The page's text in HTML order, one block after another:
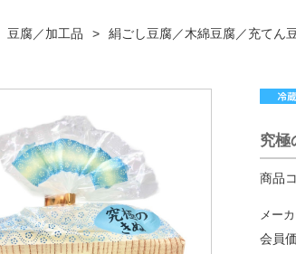
豆腐／加工品 絹ごし豆腐／木綿豆腐／充てん
究極
商品
メー
会員